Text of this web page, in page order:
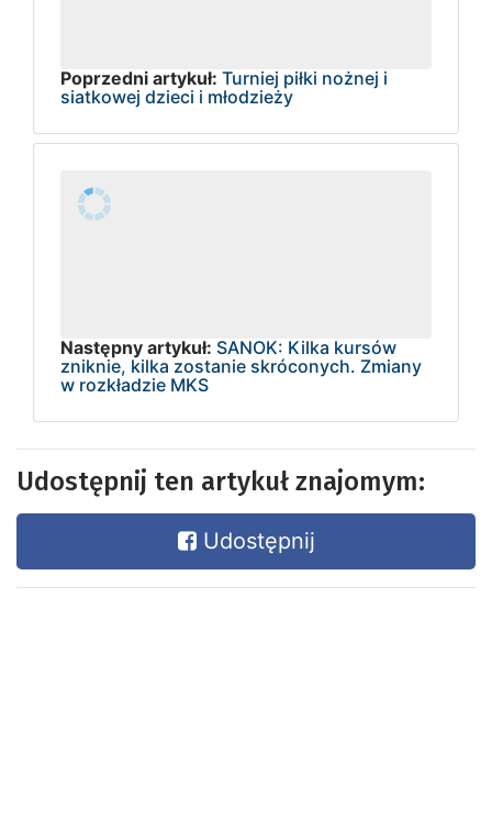
Poprzedni artykuł: Turniej piłki nożnej i
siatkowej dzieci i młodzieży
Następny artykuł: SANOK: Kilka kursów
zniknie, kilka zostanie skróconych. Zmiany
w rozkładzie MKS
Udostępnij ten artykuł znajomym:
Udostępnij